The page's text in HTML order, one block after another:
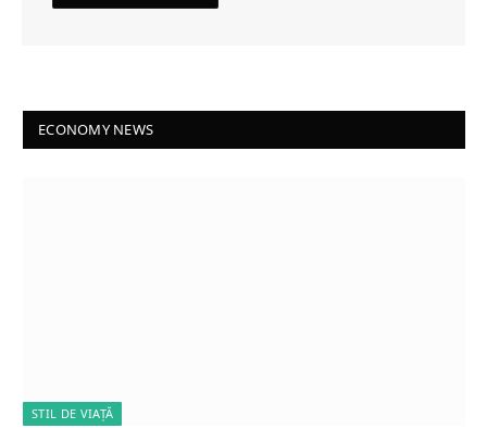
ECONOMY NEWS
STIL DE VIAȚĂ